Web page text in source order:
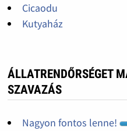
Cicaodu
Kutyaház
ÁLLATRENDŐRSÉGET
SZAVAZÁS
Nagyon fontos lenne!